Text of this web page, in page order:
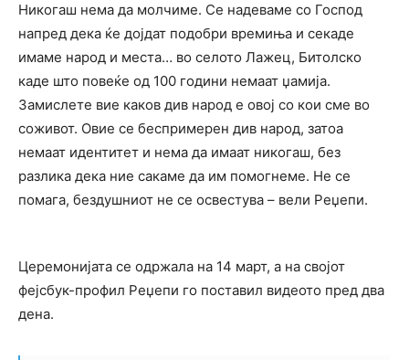
Никогаш нема да молчиме. Се надеваме со Господ
напред дека ќе дојдат подобри времиња и секаде
имаме народ и места… во селото Лажец, Битолско
каде што повеќе од 100 години немаат џамија.
Замислете вие каков див народ е овој со кои сме во
соживот. Овие се беспримерен див народ, затоа
немаат идентитет и нема да имаат никогаш, без
разлика дека ние сакаме да им помогнеме. Не се
помага, бездушниот не се освестува – вели Реџепи.
Церемонијата се одржала на 14 март, а на својот
фејсбук-профил Реџепи го поставил видеото пред два
дена.